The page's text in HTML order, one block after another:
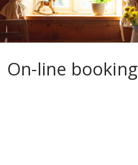
On-line booking